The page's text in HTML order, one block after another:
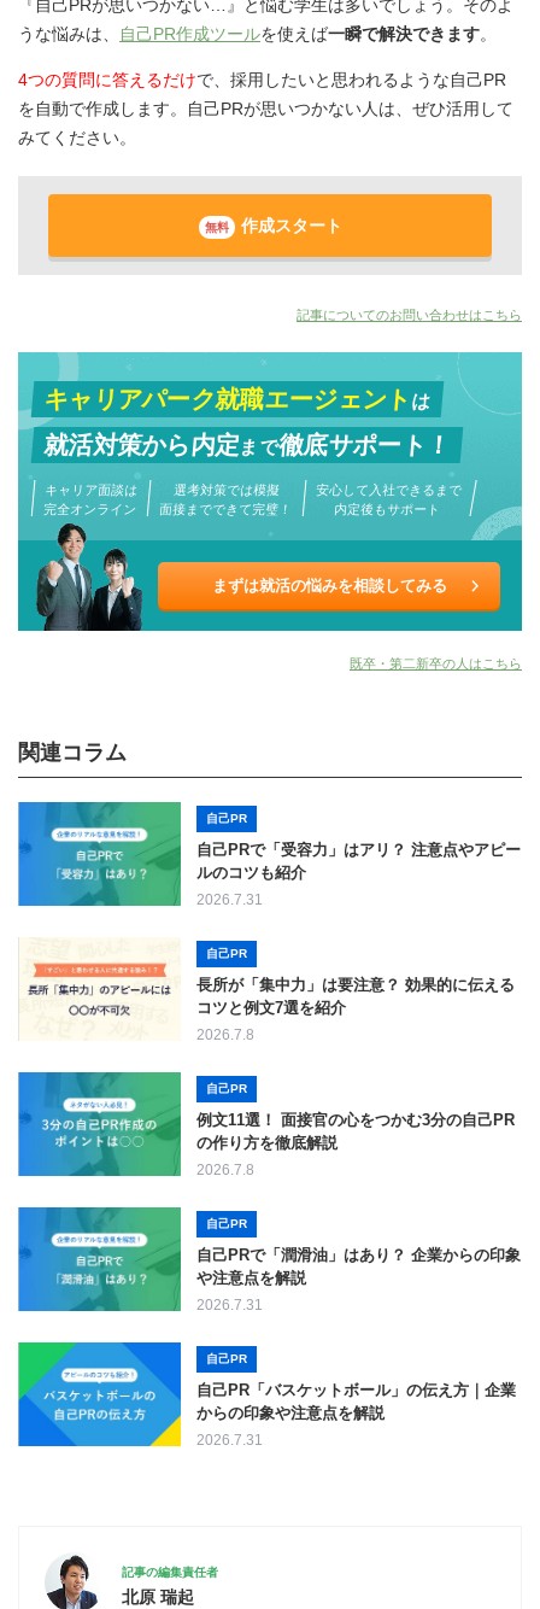
『自己PRが思いつかない…』と悩む学生は多いでしょう。そのよ
うな悩みは、
自己PR作成ツールを使えば一瞬で解決できます。
4つの質問に答えるだけで、採用したいと思われるような自己PR
を自動で作成します。自己PRが思いつかない人は、ぜひ活用して
みてください。
無料 作成スタート
記事についてのお問い合わせはこちら
キャリアパーク就職エージェントは
就活対策から内定まで徹底サポート！
キャリア面談は
完全オンライン
選考対策では模擬
面接までできて完璧！
安心して入社できるまで
内定後もサポート
まずは就活の悩みを相談してみる
既卒・第二新卒の人はこちら
関連コラム
自己PR
自己PRで「受容力」はアリ？ 注意点やアピー
ルのコツも紹介
2026.7.31
自己PR
長所が「集中力」は要注意？ 効果的に伝える
コツと例文7選を紹介
2026.7.8
自己PR
例文11選！ 面接官の心をつかむ3分の自己PR
の作り方を徹底解説
2026.7.8
自己PR
自己PRで「潤滑油」はあり？ 企業からの印象
や注意点を解説
2026.7.31
自己PR
自己PR「バスケットボール」の伝え方｜企業
からの印象や注意点を解説
2026.7.31
記事の編集責任者
北原 瑞起